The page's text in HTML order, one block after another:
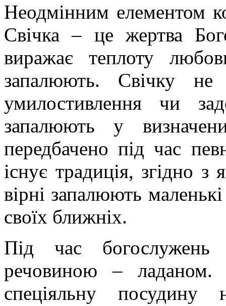
Неодмінним елементом
Свічка – це жертва
виражає теплоту
запалюють. Свічку
умилостивлення чи
запалюють у
передбачено під час
існує традиція, згідно
вірні запалюють
своїх ближніх.
Під час
речовиною – ладаном.
спеціяльну